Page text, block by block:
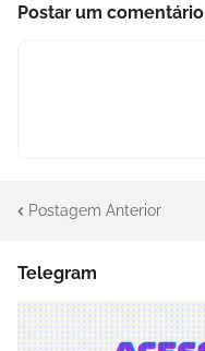
Postar um comentário
Postagem Anterior
Telegram